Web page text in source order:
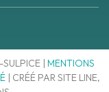
| MENTIONS
| CRÉÉ PAR SITE LINE,